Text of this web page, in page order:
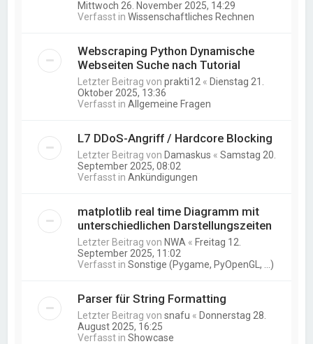
Mittwoch 26. November 2025, 14:29
Verfasst inWissenschaftliches Rechnen
Webscraping Python Dynamische
Webseiten Suche nach Tutorial
Letzter Beitrag vonprakti12 « Dienstag 21.
Oktober 2025, 13:36
Verfasst inAllgemeine Fragen
L7 DDoS-Angriff / Hardcore Blocking
Letzter Beitrag von Damaskus «Samstag 20.
September 2025, 08:02
Verfasst inAnkündigungen
matplotlib real time Diagramm mit
unterschiedlichen Darstellungszeiten
Letzter Beitrag von NWA « Freitag 12.
September 2025, 11:02
Verfasst inSonstige (Pygame, PyOpenGL, ...)
Parser für String Formatting
Letzter Beitrag vonsnafu « Donnerstag 28.
August 2025, 16:25
Verfasst inShowcase